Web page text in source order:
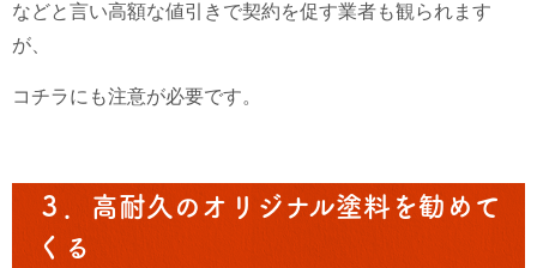
などと言い高額な値引きで契約を促す業者も観られます
が、
コチラにも注意が必要です。
３．高耐久のオリジナル塗料を勧めて
くる